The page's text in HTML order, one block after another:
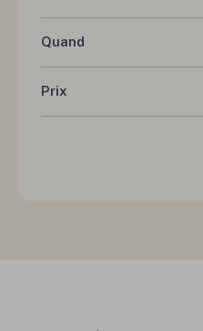
Quand
Prix